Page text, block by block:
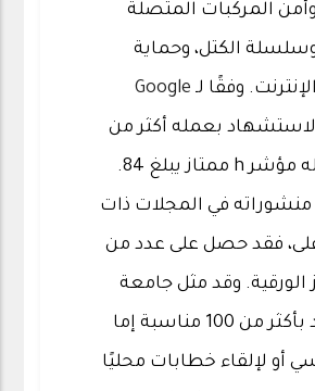
المركبات المتصلة
الكتل، وحماية
وفقًا لـ Google
بعمله أكثر من
25000 مرة وله مؤشر h ممتاز يبلغ 84.
منشوراته في المجلات ذات
فقد حصل على عدد من
الورقية. وقد مثل جامعة
الملك سعود بأكثر من 100 مناسبة إما
أو لإلقاء خطابات محليًا